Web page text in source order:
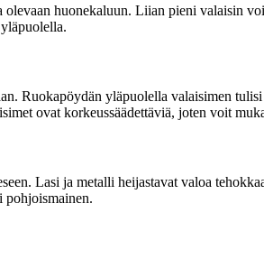
huonekaluun. Liian pieni valaisin
Ruokapöydän yläpuolella valaisimen
ovat korkeussäädettäviä, joten voit
Lasi ja metalli heijastavat valoa
pohjoismainen.